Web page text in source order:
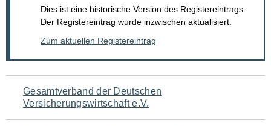
Dies ist eine historische Version des Registereintrags.
Der Registereintrag wurde inzwischen aktualisiert.
Zum aktuellen Registereintrag
Navigation
für
Gesamtverband der Deutschen
Versicherungswirtschaft e.V.